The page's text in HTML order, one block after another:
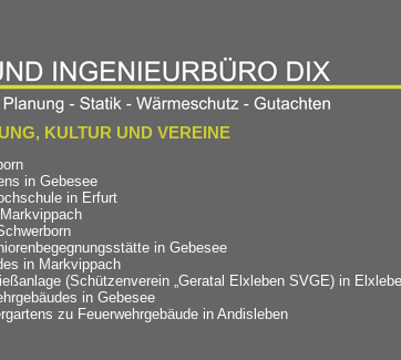
KULTUR UND VEREINE
in Gebesee
in Erfurt
in Gebesee
in Markvippach
(Schützenverein „Geratal Elxleben SVGE) in
in Gebesee
zu Feuerwehrgebäude in Andisleben